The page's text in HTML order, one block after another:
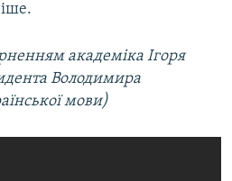
академіка Ігоря
Володимира
мови)